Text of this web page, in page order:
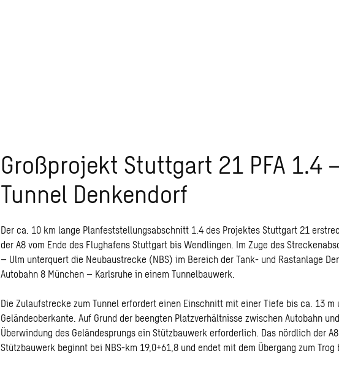
Großprojekt Stuttgart 21 PFA 1.4
Tunnel Denkendorf
Der ca. 10 km lange Planfeststellungsabschnitt 1.4 des Projektes Stuttgart 21
der A8 vom Ende des Flughafens Stuttgart bis Wendlingen. Im Zuge des
– Ulm unterquert die Neubaustrecke (NBS) im Bereich der Tank- und Rastanlage
Autobahn 8 München – Karlsruhe in einem Tunnelbauwerk.
Die Zulaufstrecke zum Tunnel erfordert einen Einschnitt mit einer Tiefe bis ca. 13 m
Geländeoberkante. Auf Grund der beengten Platzverhältnisse zwischen Autobahn
Überwindung des Geländesprungs ein Stützbauwerk erforderlich. Das nördlich der
Stützbauwerk beginnt bei NBS-km 19,0+61,8 und endet mit dem Übergang zum Trog